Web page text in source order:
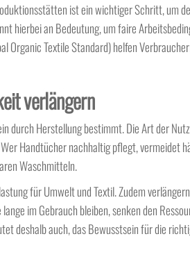
ist ein wichtiger Schritt, um
hierbei an Bedeutung, um faire
Organic Textile Standard) helfen
verlängern
durch Herstellung bestimmt. Die Art der
Handtücher nachhaltig pflegt, vermeidet
Waschmitteln.
für Umwelt und Textil. Zudem
im Gebrauch bleiben, senken den
deshalb auch, das Bewusstsein für die